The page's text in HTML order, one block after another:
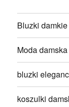
Bluzki damkie
Moda damska
bluzki
koszulki